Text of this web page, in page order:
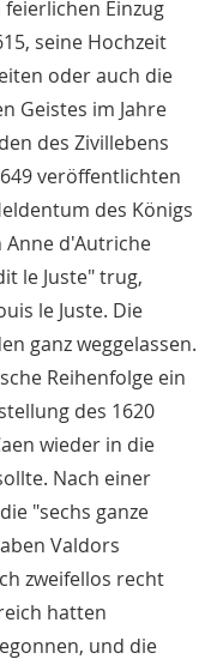
Einzug
seine Hochzeit
oder auch die
Geistes im Jahre
des Zivillebens
veröffentlichten
des Königs
Anne d'Autriche
le Juste" trug,
le Juste. Die
ganz weggelassen.
Reihenfolge ein
des 1620
wieder in die
Nach einer
"sechs ganze
Valdors
zweifellos recht
hatten
und die